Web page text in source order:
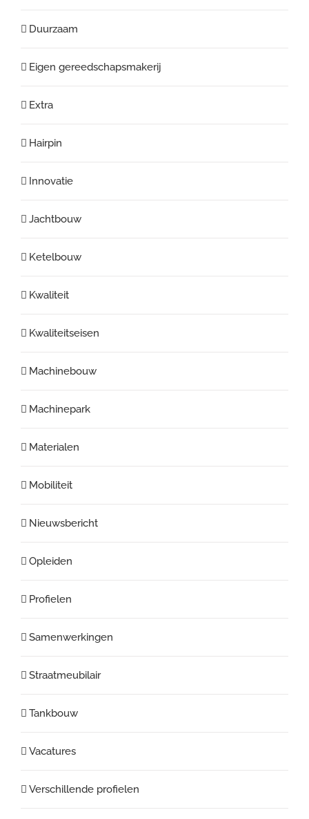
Duurzaam
Eigen gereedschapsmakerij
Extra
Hairpin
Innovatie
Jachtbouw
Ketelbouw
Kwaliteit
Kwaliteitseisen
Machinebouw
Machinepark
Materialen
Mobiliteit
Nieuwsbericht
Opleiden
Profielen
Samenwerkingen
Straatmeubilair
Tankbouw
Vacatures
Verschillende profielen